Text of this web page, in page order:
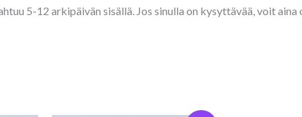
5-12 arkipäivän sisällä. Jos sinulla on kysyttävää, voit